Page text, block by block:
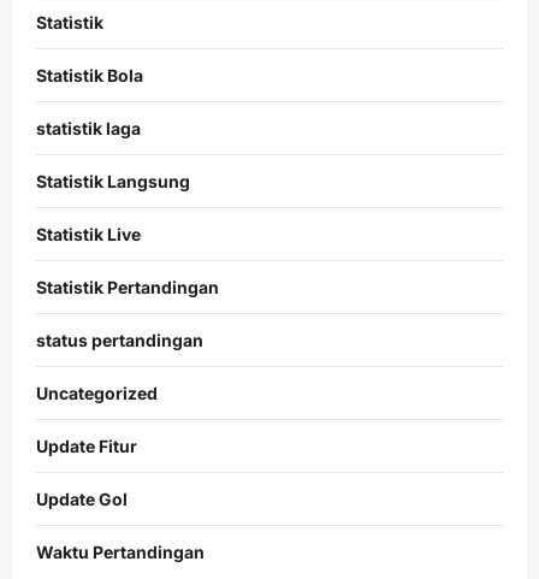
Statistik
Statistik Bola
statistik laga
Statistik Langsung
Statistik Live
Statistik Pertandingan
status pertandingan
Uncategorized
Update Fitur
Update Gol
Waktu Pertandingan